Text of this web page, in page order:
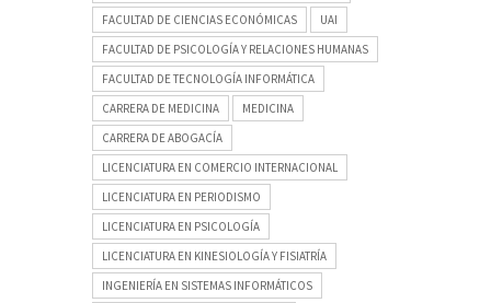
FACULTAD DE CIENCIAS ECONÓMICAS
UAI
FACULTAD DE PSICOLOGÍA Y RELACIONES HUMANAS
FACULTAD DE TECNOLOGÍA INFORMÁTICA
CARRERA DE MEDICINA
MEDICINA
CARRERA DE ABOGACÍA
LICENCIATURA EN COMERCIO INTERNACIONAL
LICENCIATURA EN PERIODISMO
LICENCIATURA EN PSICOLOGÍA
LICENCIATURA EN KINESIOLOGÍA Y FISIATRÍA
INGENIERÍA EN SISTEMAS INFORMÁTICOS